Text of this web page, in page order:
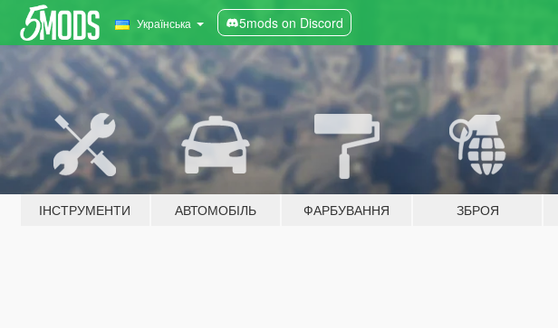
Українська 5mods on Discord
ІНСТРУМЕНТИ АВТОМОБІЛЬ ФАРБУВАННЯ ЗБРОЯ